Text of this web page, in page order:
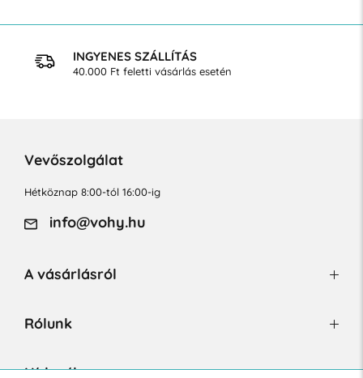
INGYENES SZÁLLÍTÁS
40.000 Ft feletti vásárlás esetén
Vevőszolgálat
Hétköznap 8:00-tól 16:00-ig
info@vohy.hu
A vásárlásról
Rólunk
Hírlevél